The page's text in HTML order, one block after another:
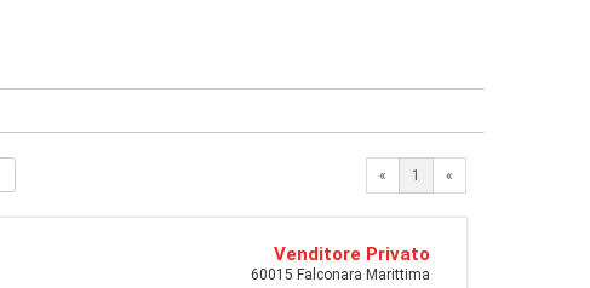
« 1 «
Venditore Privato
60015 Falconara Marittima